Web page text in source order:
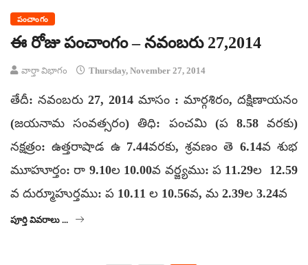
పంచాంగం
ఈ రోజు పంచాంగం – నవంబరు 27,2014
వార్తా విభాగం Thursday, November 27, 2014
తేదీ: నవంబరు 27, 2014 మాసం : మార్గశిరం, దక్షిణాయనం
(జయనామ సంవత్సరం) తిధి: పంచమి (ప 8.58 వరకు)
నక్షత్రం: ఉత్తరాషాడ ఉ 7.44వరకు, శ్రవణం తె 6.14వ శుభ
మూహూర్తం: రా 9.10ల 10.00వ వర్జ్యము: ప 11.29ల 12.59
వ దుర్మూహుర్తము: ప 10.11 ల 10.56వ, మ 2.39ల 3.24వ
పూర్తి వివరాలు ...